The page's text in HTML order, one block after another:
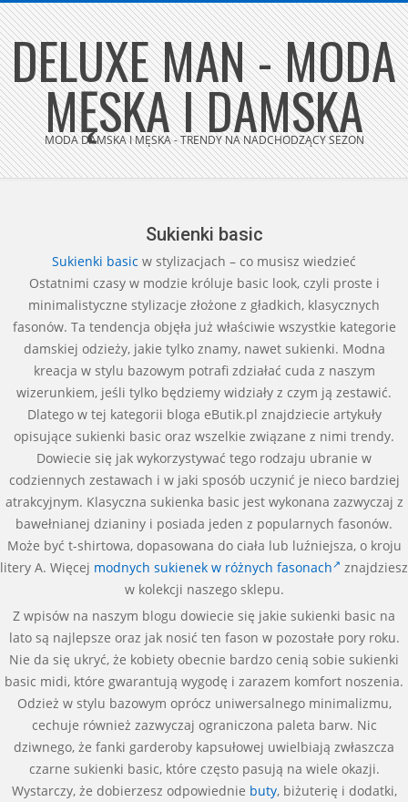
Skip
to
content
DELUXE MAN - MODA
MĘSKA I DAMSKA
MODA DAMSKA I MĘSKA - TRENDY NA NADCHODZĄCY SEZON
Sukienki basic
Sukienki basic w stylizacjach – co musisz wiedzieć
Ostatnimi czasy w modzie króluje basic look, czyli proste i
minimalistyczne stylizacje złożone z gładkich, klasycznych
fasonów. Ta tendencja objęła już właściwie wszystkie kategorie
damskiej odzieży, jakie tylko znamy, nawet sukienki. Modna
kreacja w stylu bazowym potrafi zdziałać cuda z naszym
wizerunkiem, jeśli tylko będziemy widziały z czym ją zestawić.
Dlatego w tej kategorii bloga eButik.pl znajdziecie artykuły
opisujące sukienki basic oraz wszelkie związane z nimi trendy.
Dowiecie się jak wykorzystywać tego rodzaju ubranie w
codziennych zestawach i w jaki sposób uczynić je nieco bardziej
atrakcyjnym. Klasyczna sukienka basic jest wykonana zazwyczaj z
bawełnianej dzianiny i posiada jeden z popularnych fasonów.
Może być t-shirtowa, dopasowana do ciała lub luźniejsza, o kroju
litery A. Więcej modnych sukienek w różnych fasonach
znajdziesz
w kolekcji naszego sklepu.
Z wpisów na naszym blogu dowiecie się jakie sukienki basic na
lato są najlepsze oraz jak nosić ten fason w pozostałe pory roku.
Nie da się ukryć, że kobiety obecnie bardzo cenią sobie sukienki
basic midi, które gwarantują wygodę i zarazem komfort noszenia.
Odzież w stylu bazowym oprócz uniwersalnego minimalizmu,
cechuje również zazwyczaj ograniczona paleta barw. Nic
dziwnego, że fanki garderoby kapsułowej uwielbiają zwłaszcza
czarne sukienki basic, które często pasują na wiele okazji.
Wystarczy, że dobierzesz odpowiednie buty, biżuterię i dodatki,